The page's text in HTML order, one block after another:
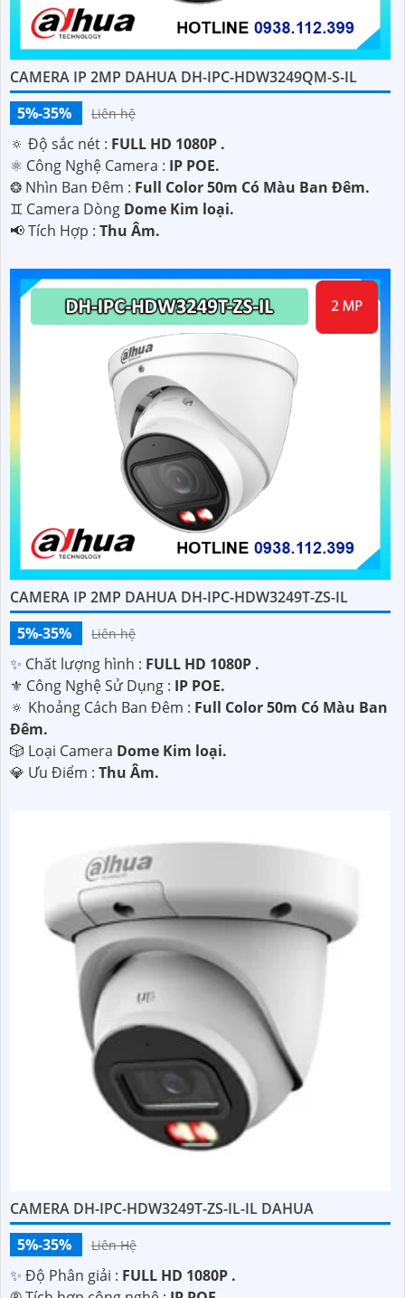
CAMERA IP 2MP DAHUA DH-IPC-HDW3249QM-S-IL
5%-35%
Liên hệ
🔅 Độ sắc nét : FULL HD 1080P .
⚛️ Công Nghệ Camera : IP POE.
❂ Nhìn Ban Đêm : Full Color 50m Có Màu Ban Ðêm.
♊ Camera Dòng Dome Kim loại.
️📢 Tích Hợp : Thu Âm.
CAMERA IP 2MP DAHUA DH-IPC-HDW3249T-ZS-IL
5%-35%
Liên hệ
✨ Chất lượng hình : FULL HD 1080P .
⚜️ Công Nghệ Sử Dụng : IP POE.
🔅 Khoảng Cách Ban Đêm : Full Color 50m Có Màu Ban
Ðêm.
🎲 Loại Camera Dome Kim loại.
️💎 Ưu Điểm : Thu Âm.
CAMERA DH-IPC-HDW3249T-ZS-IL-IL DAHUA
5%-35%
Liên Hệ
✨ Độ Phân giải : FULL HD 1080P .